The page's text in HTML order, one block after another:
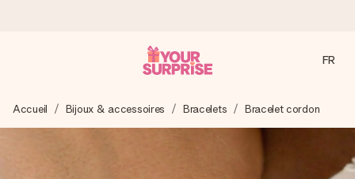
Nous préparons votre cadeau avec attention et l’envoyons
en un éclair – pour que vous puissiez l’offrir au bon moment,
FR
Accueil Bijoux & accessoires Bracelets Bracelet cordon